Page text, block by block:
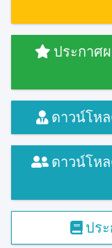
ประกาศ
ดาวน์โหล
ดาวน์โหล
ปร